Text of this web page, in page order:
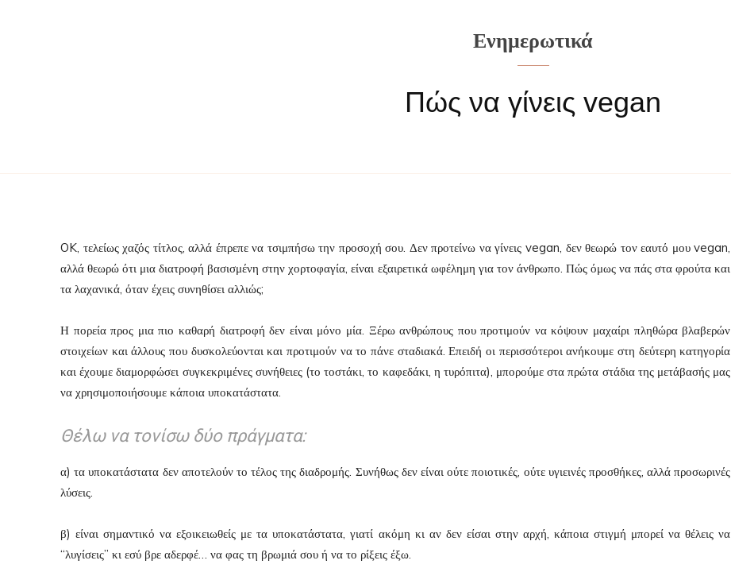
Ενημερωτικά
Πώς να γίνεις vegan
OK, τελείως χαζός τίτλος, αλλά έπρεπε να τσιμπήσω την προσοχή σου. Δεν προτείνω να γίνεις vegan, δεν θεωρώ τον εαυτό μου vegan,
αλλά θεωρώ ότι μια διατροφή βασισμένη στην χορτοφαγία, είναι εξαιρετικά ωφέλημη για τον άνθρωπο. Πώς όμως να πάς στα φρούτα και
τα λαχανικά, όταν έχεις συνηθίσει αλλιώς;
Η πορεία προς μια πιο καθαρή διατροφή δεν είναι μόνο μία. Ξέρω ανθρώπους που προτιμούν να κόψουν μαχαίρι πληθώρα βλαβερών
στοιχείων και άλλους που δυσκολεύονται και προτιμούν να το πάνε σταδιακά. Επειδή οι περισσότεροι ανήκουμε στη δεύτερη κατηγορία
και έχουμε διαμορφώσει συγκεκριμένες συνήθειες (το τοστάκι, το καφεδάκι, η τυρόπιτα), μπορούμε στα πρώτα στάδια της μετάβασής μας
να χρησιμοποιήσουμε κάποια υποκατάστατα.
Θέλω να τονίσω δύο πράγματα:
α) τα υποκατάστατα δεν αποτελούν το τέλος της διαδρομής. Συνήθως δεν είναι ούτε ποιοτικές, ούτε υγιεινές προσθήκες, αλλά προσωρινές
λύσεις.
β) είναι σημαντικό να εξοικειωθείς με τα υποκατάστατα, γιατί ακόμη κι αν δεν είσαι στην αρχή, κάποια στιγμή μπορεί να θέλεις να
“λυγίσεις” κι εσύ βρε αδερφέ… να φας τη βρωμιά σου ή να το ρίξεις έξω.